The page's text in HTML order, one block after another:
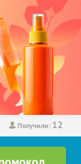
Получили: 12